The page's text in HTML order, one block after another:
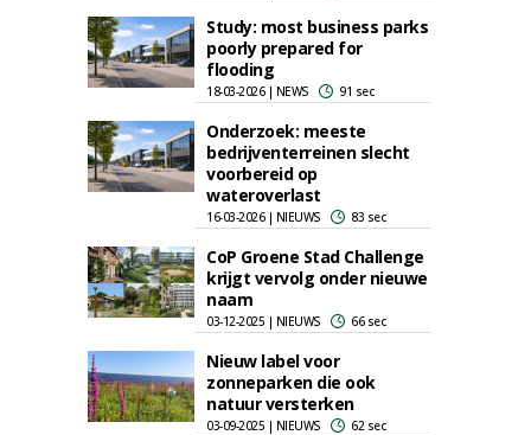
Study: most business parks
poorly prepared for
flooding
18-03-2026 | NEWS 91 sec
Onderzoek: meeste
bedrijventerreinen slecht
voorbereid op
wateroverlast
16-03-2026 | NIEUWS 83 sec
CoP Groene Stad Challenge
krijgt vervolg onder nieuwe
naam
03-12-2025 | NIEUWS 66 sec
Nieuw label voor
zonneparken die ook
natuur versterken
03-09-2025 | NIEUWS 62 sec